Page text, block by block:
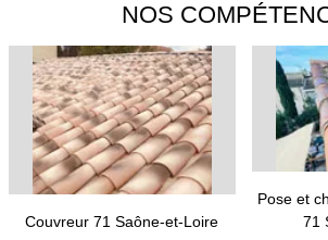
NOS
Couvreur 71 Saône-et-Loire
Pose et
71